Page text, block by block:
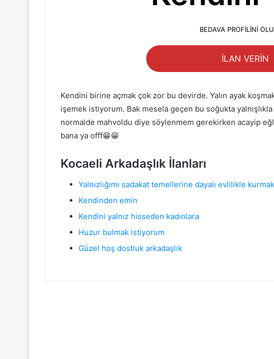
BEDAVA PROFİLİNİ
İLAN VERİN
Kendini birine açmak çok zor bu devirde. Yalın ayak
işemek istiyorum. Bak mesela geçen bu soğukta
normalde mahvoldu diye söylenmem gerekirken acayip
bana ya offf😁😁
Kocaeli Arkadaşlık İlanları
Yalnızlığımı sadakat temellerine dayalı evlilikle
Kendinden emin
Kendini yalnız hisseden kadınlara
Huzur bulmak istiyorum
Güzel hoş dostluk arkadaşlık